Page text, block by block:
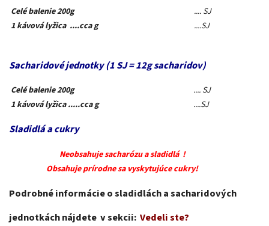
Celé balenie 200g
.... SJ
1 kávová lyžica ....cca g
....SJ
Sacharidové jednotky (1 SJ = 12g sacharidov)
Celé balenie 200g
.... SJ
1 kávová lyžica .....cca g
....SJ
Sladidlá a cukry
Neobsahuje sacharózu a sladidlá !
Obsahuje prírodne sa vyskytujúce cukry!
Podrobné informácie o sladidlách a sacharidových
jednotkách nájdete v sekcii: Vedeli ste?